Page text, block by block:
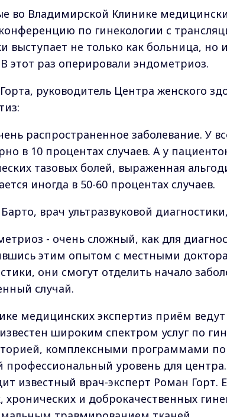
во Владимирской Клинике
по гинекологии с
выступает не только как больница,
этот раз оперировали эндометриоз.
руководитель Центра женского
распространенное заболевание. У
в 10 процентах случаев. А у
тазовых болей, выраженная
иногда в 50-60 процентах случаев.
Барто, врач ультразвуковой
- очень сложный, как для
этим опытом с местными
они смогут отделить начало
случай.
медицинских экспертиз приём
широким спектром услуг по
комплексными программами
профессиональный уровень для
известный врач-эксперт Роман Горт.
хронических и доброкачественных